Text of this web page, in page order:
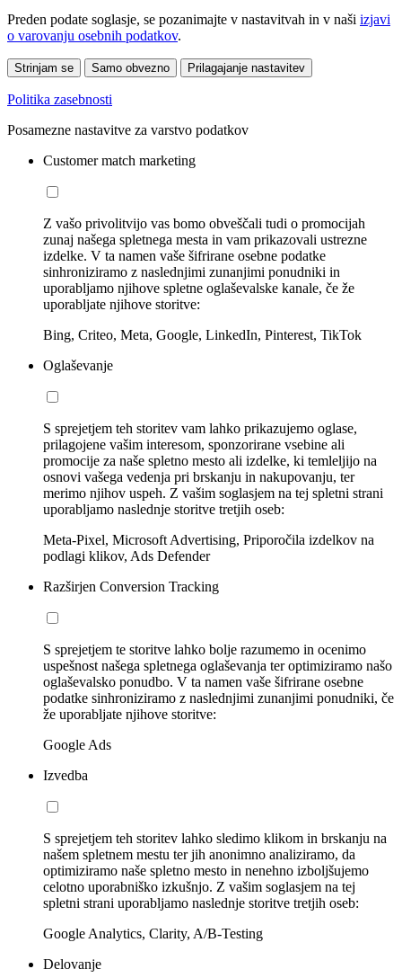
Preden podate soglasje, se pozanimajte v nastavitvah in v naši izjavi
o varovanju osebnih podatkov.
Strinjam se Samo obvezno Prilagajanje nastavitev
Politika zasebnosti
Posamezne nastavitve za varstvo podatkov
Customer match marketing
Z vašo privolitvijo vas bomo obveščali tudi o promocijah
zunaj našega spletnega mesta in vam prikazovali ustrezne
izdelke. V ta namen vaše šifrirane osebne podatke
sinhroniziramo z naslednjimi zunanjimi ponudniki in
uporabljamo njihove spletne oglaševalske kanale, če že
uporabljate njihove storitve:
Bing, Criteo, Meta, Google, LinkedIn, Pinterest, TikTok
Oglaševanje
S sprejetjem teh storitev vam lahko prikazujemo oglase,
prilagojene vašim interesom, sponzorirane vsebine ali
promocije za naše spletno mesto ali izdelke, ki temleljijo na
osnovi vašega vedenja pri brskanju in nakupovanju, ter
merimo njihov uspeh. Z vašim soglasjem na tej spletni strani
uporabljamo naslednje storitve tretjih oseb:
Meta-Pixel, Microsoft Advertising, Priporočila izdelkov na
podlagi klikov, Ads Defender
Razširjen Conversion Tracking
S sprejetjem te storitve lahko bolje razumemo in ocenimo
uspešnost našega spletnega oglaševanja ter optimiziramo našo
oglaševalsko ponudbo. V ta namen vaše šifrirane osebne
podatke sinhroniziramo z naslednjimi zunanjimi ponudniki, če
že uporabljate njihove storitve:
Google Ads
Izvedba
S sprejetjem teh storitev lahko sledimo klikom in brskanju na
našem spletnem mestu ter jih anonimno analiziramo, da
optimiziramo naše spletno mesto in nenehno izboljšujemo
celotno uporabniško izkušnjo. Z vašim soglasjem na tej
spletni strani uporabljamo naslednje storitve tretjih oseb:
Google Analytics, Clarity, A/B-Testing
Delovanje